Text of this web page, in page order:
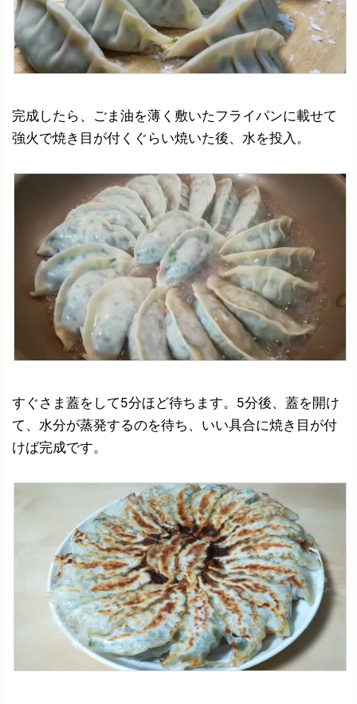
完成したら、ごま油を薄く敷いたフライパンに載せて
強火で焼き目が付くぐらい焼いた後、水を投入。
すぐさま蓋をして5分ほど待ちます。5分後、蓋を開け
て、水分が蒸発するのを待ち、いい具合に焼き目が付
けば完成です。